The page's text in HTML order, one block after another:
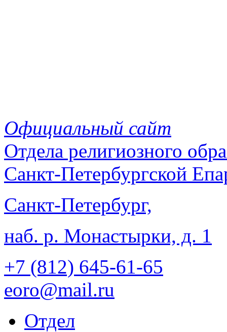
Официальный сайт
Отдела религиозного
Санкт-Петербургской
Санкт-Петербург,
наб. р. Монастырки, д. 1
+7 (812) 645-61-65
eoro@mail.ru
Отдел